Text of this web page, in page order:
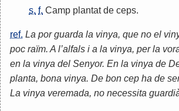
s. f. Camp plantat de ceps.
ref. La por guarda la vinya, que no el
poc raïm. A l’alfals i a la vinya, per la
en la vinya del Senyor. En la vinya de
planta, bona vinya. De bon cep ha de
La vinya veremada, no necessita